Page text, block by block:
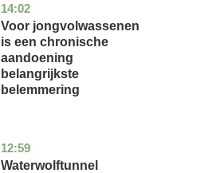
14:02
utrecht
gezondheid
Voor jongvolwassenen
is een chronische
aandoening
belangrijkste
belemmering
12:59
noord-
holland
nieuws
Waterwolftunnel